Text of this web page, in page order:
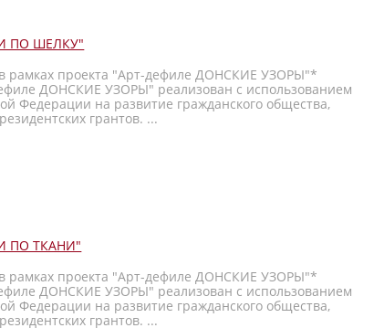
ПО ШЕЛКУ"
рамках проекта "Арт-дефиле ДОНСКИЕ УЗОРЫ"*
ДОНСКИЕ УЗОРЫ" реализован с использованием
Федерации на развитие гражданского общества,
грантов. ...
ПО ТКАНИ"
рамках проекта "Арт-дефиле ДОНСКИЕ УЗОРЫ"*
ДОНСКИЕ УЗОРЫ" реализован с использованием
Федерации на развитие гражданского общества,
грантов. ...